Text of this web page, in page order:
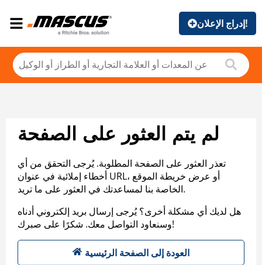
إدراج الإعلان!
لم يتم العثور على الصفحة
تعذر العثور على الصفحة المطلوبة. يُرجى التحقق من أي
أخطاء إملائية في عنوان URL، أو عرض خريطة الموقع
الخاصة بنا لمساعدتك في العثور على ما تريد.
هل لديك أي مشكلة أخرى؟ يُرجى إرسال بريد إلكتروني أدناه
وسنعاود التواصل معك. شكرًا على صبرك!
العودة إلى الصفحة الرئيسية